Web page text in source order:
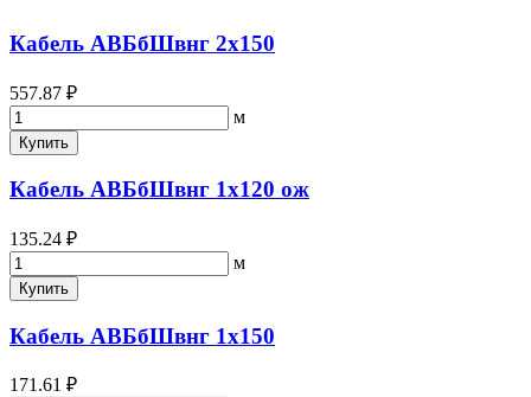
Кабель АВБбШвнг 2х150
557.87 ₽
м
Купить
Кабель АВБбШвнг 1х120 ож
135.24 ₽
м
Купить
Кабель АВБбШвнг 1х150
171.61 ₽